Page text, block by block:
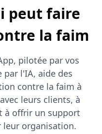
peut faire
la faim
pilotée par vos
l'IA, aide des
contre la faim à
leurs clients, à
à offrir un support
leur organisation.